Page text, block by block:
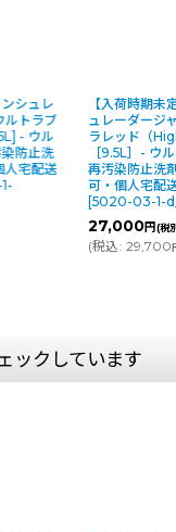
ンシュレ
ルトラブ
- ウル
防止洗
人宅配送
【入荷時期未
ュレーダージ
ラレッド（
［9.5L］- ウ
再汚染防止洗
可・個人宅配
[5020-03-1-
27,000円(税
(税込: 29,700
ックしています